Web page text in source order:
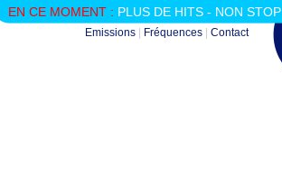
EN CE MOMENT : PLUS DE HITS - NON STOP
Emissions Fréquences Contact